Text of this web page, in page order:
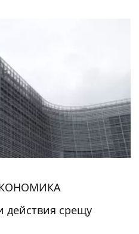
действия срещу